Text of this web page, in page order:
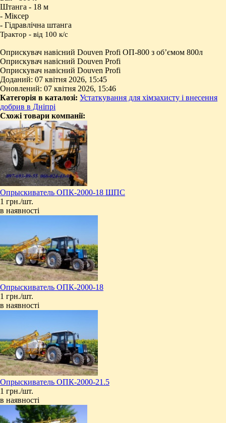
Штанга - 18 м
- Міксер
- Гідравлічна штанга
Трактор - від 100 к/с
Оприскувач навісний Douven Profi ОП-800 з об’ємом 800л
Оприскувач навісний Douven Profi
Оприскувач навісний Douven Profi
Доданий: 07 квітня 2026, 15:45
Оновлений: 07 квітня 2026, 15:46
Категорія в каталозі: Устаткування для хімзахисту і внесення
добрив в Дніпрі
Схожі товари компанії:
Опрыскиватель ОПК-2000-18 ШПС
1 грн./шт.
в наявності
Опрыскиватель ОПК-2000-18
1 грн./шт.
в наявності
Опрыскиватель ОПК-2000-21.5
1 грн./шт.
в наявності